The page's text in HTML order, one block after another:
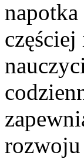
rozwoju